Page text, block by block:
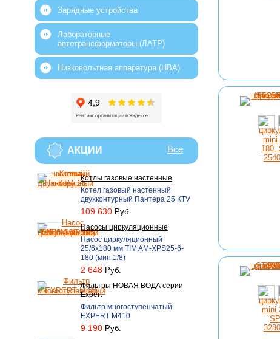
Зарядные устройства
Лабораторные
автотрансформаторы (ЛАТР)
Низковольтная аппаратура (НВА)
АКЦИИ Все
Котлы газовые настенные
Котел газовый настенный
двухконтурный Пантера 25 КTV
109 630 Руб.
Насосы циркуляционные
Насос циркуляционный
25/6х180 мм TIM AM-XPS25-6-
180 (мин.1/8)
2 648 Руб.
Фильтры НОВАЯ ВОДА серии
Expert
Фильтр многоступенчатый
EXPERT M410
9 190 Руб.